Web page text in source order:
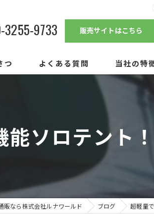
9733 販売サイトはこちら
つ よくある質問 当社の特
チェア
ソロテント！
販なら株式会社ルナワールド ブログ 超軽量